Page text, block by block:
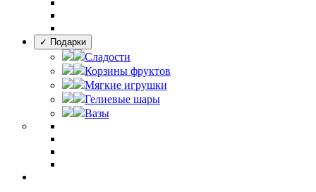
✓ Подарки
Сладости
Корзины фруктов
Мягкие игрушки
Гелиевые шары
Вазы